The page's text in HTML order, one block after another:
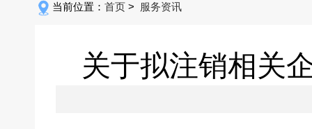
当前位置： 首页 > 服务资讯
关于拟注销相关